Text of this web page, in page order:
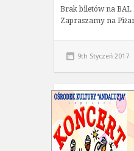
Brak biletów na BAL
Zapraszamy na
9th Styczeń 2017